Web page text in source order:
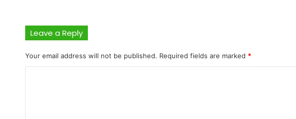
Leave a Reply
Your email address will not be published. Required fields are marked *